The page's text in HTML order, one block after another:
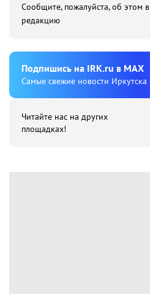
Сообщите, пожалуйста, об этом в
редакцию
Подпишиcь на IRK.ru в MAX
Cамые свежие новости Иркутска
Читайте нас на других
площадках!